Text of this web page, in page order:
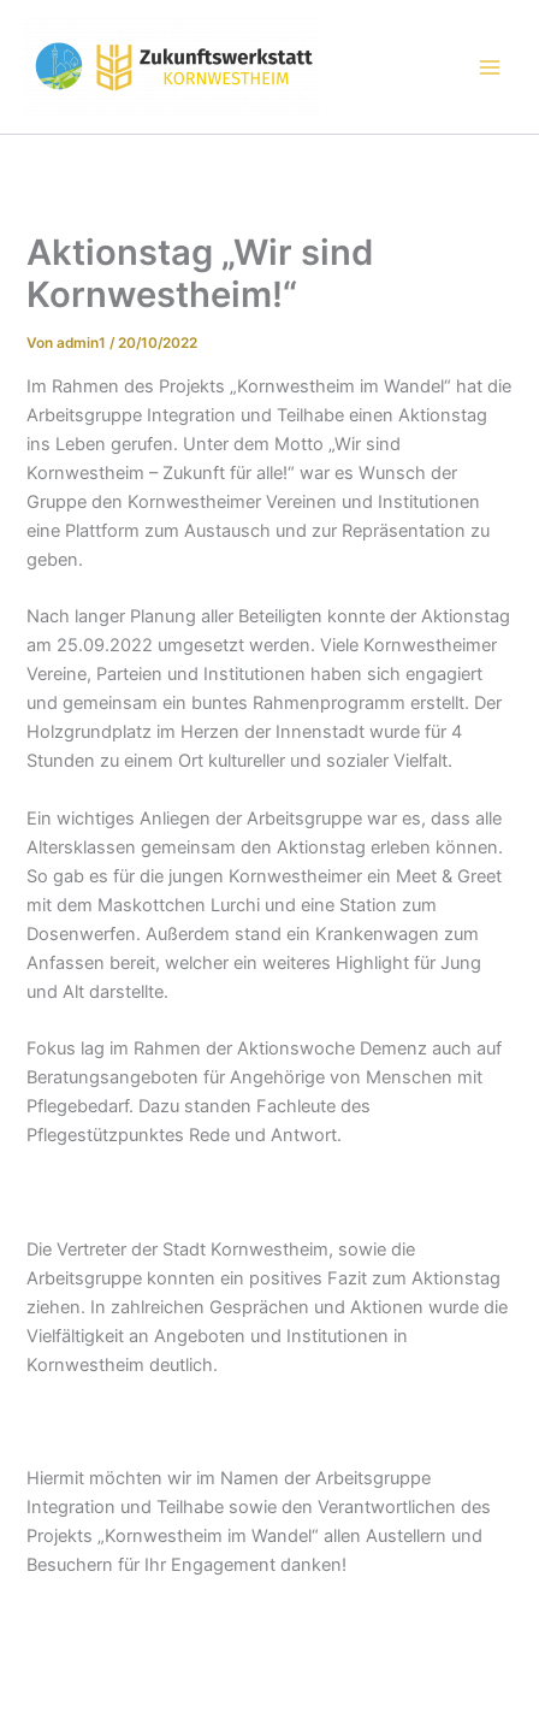
springen
Aktionstag „Wir sind
Kornwestheim!“
Vonadmin1/20/10/2022
Im Rahmen des Projekts „Kornwestheim im Wandel“ hat die
Arbeitsgruppe Integration und Teilhabe einen Aktionstag
ins Leben gerufen. Unter dem Motto „Wir sind
Kornwestheim – Zukunft für alle!“ war es Wunsch der
Gruppe den Kornwestheimer Vereinen und Institutionen
eine Plattform zum Austausch und zur Repräsentation zu
geben.
Nach langer Planung aller Beteiligten konnte der Aktionstag
am 25.09.2022 umgesetzt werden. Viele Kornwestheimer
Vereine, Parteien und Institutionen haben sich engagiert
und gemeinsam ein buntes Rahmenprogramm erstellt. Der
Holzgrundplatz im Herzen der Innenstadt wurde für 4
Stunden zu einem Ort kultureller und sozialer Vielfalt.
Ein wichtiges Anliegen der Arbeitsgruppe war es, dass alle
Altersklassen gemeinsam den Aktionstag erleben können.
So gab es für die jungen Kornwestheimer ein Meet & Greet
mit dem Maskottchen Lurchi und eine Station zum
Dosenwerfen. Außerdem stand ein Krankenwagen zum
Anfassen bereit, welcher ein weiteres Highlight für Jung
und Alt darstellte.
Fokus lag im Rahmen der Aktionswoche Demenz auch auf
Beratungsangeboten für Angehörige von Menschen mit
Pflegebedarf. Dazu standen Fachleute des
Pflegestützpunktes Rede und Antwort.
Die Vertreter der Stadt Kornwestheim, sowie die
Arbeitsgruppe konnten ein positives Fazit zum Aktionstag
ziehen. In zahlreichen Gesprächen und Aktionen wurde die
Vielfältigkeit an Angeboten und Institutionen in
Kornwestheim deutlich.
Hiermit möchten wir im Namen der Arbeitsgruppe
Integration und Teilhabe sowie den Verantwortlichen des
Projekts „Kornwestheim im Wandel“ allen Austellern und
Besuchern für Ihr Engagement danken!